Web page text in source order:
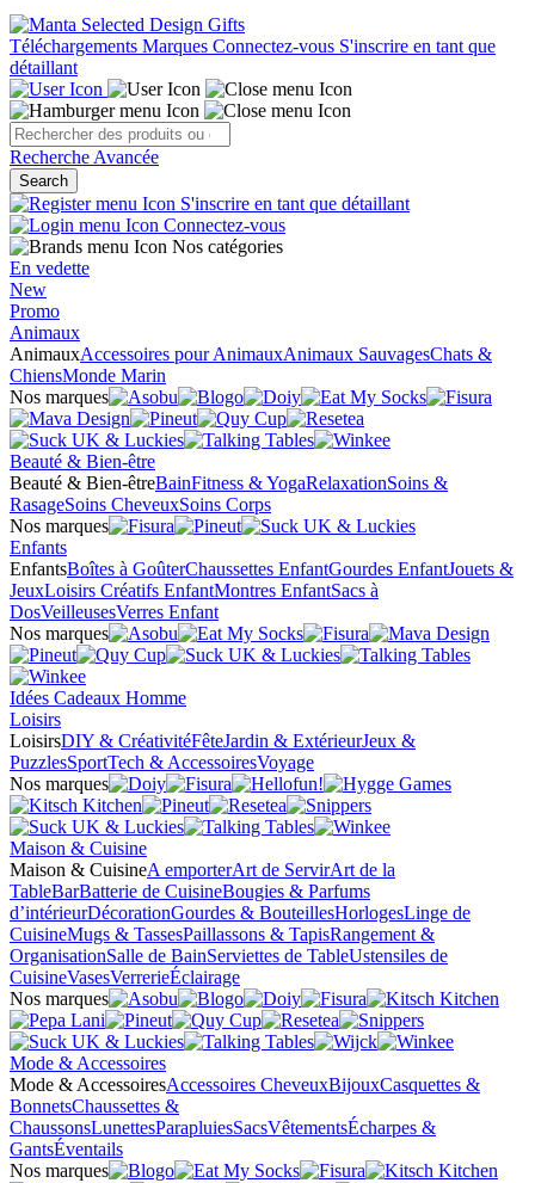
Téléchargements Marques Connectez-vous S'inscrire en tant que
détaillant
Recherche Avancée
Search
S'inscrire en tant que détaillant
Connectez-vous
Nos catégories
En vedette
New
Promo
Animaux
AnimauxAccessoires pour AnimauxAnimaux SauvagesChats &
ChiensMonde Marin
Nos marques
Beauté & Bien-être
Beauté & Bien-êtreBainFitness & YogaRelaxationSoins &
RasageSoins CheveuxSoins Corps
Nos marques
Enfants
EnfantsBoîtes à GoûterChaussettes EnfantGourdes EnfantJouets &
JeuxLoisirs Créatifs EnfantMontres EnfantSacs à
DosVeilleusesVerres Enfant
Nos marques
Idées Cadeaux Homme
Loisirs
LoisirsDIY & CréativitéFêteJardin & ExtérieurJeux &
PuzzlesSportTech & AccessoiresVoyage
Nos marques
Maison & Cuisine
Maison & CuisineA emporterArt de ServirArt de la
TableBarBatterie de CuisineBougies & Parfums
d’intérieurDécorationGourdes & BouteillesHorlogesLinge de
CuisineMugs & TassesPaillassons & TapisRangement &
OrganisationSalle de BainServiettes de TableUstensiles de
CuisineVasesVerrerieÉclairage
Nos marques
Mode & Accessoires
Mode & AccessoiresAccessoires CheveuxBijouxCasquettes &
BonnetsChaussettes &
ChaussonsLunettesParapluiesSacsVêtementsÉcharpes &
GantsÉventails
Nos marques